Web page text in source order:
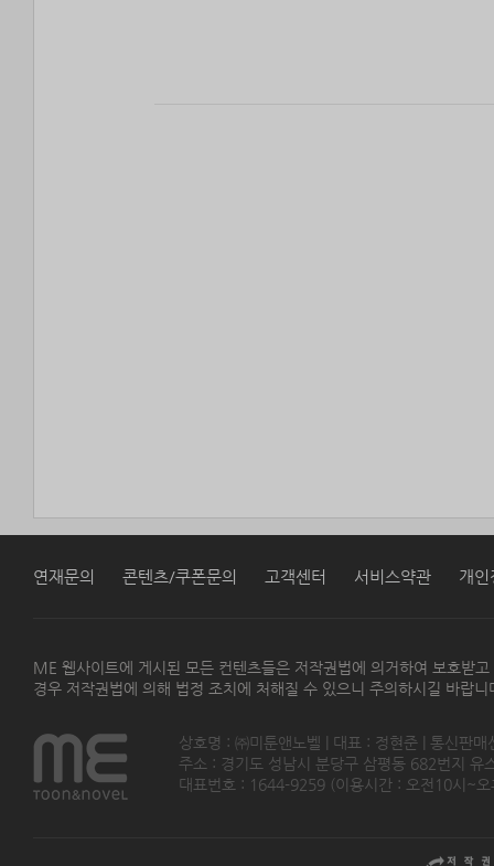
연재문의 콘텐츠/쿠폰문의 고객센터 서비스약관 개인
ME 웹사이트에 게시된 모든 컨텐츠들은 저작권법에 의거하여 보호받
경우 저작권법에 의해 법정 조치에 처해질 수 있으니 주의하시길 바랍니
상호명 : ㈜미툰앤노벨 | 대표 : 정현준 | 통신판
주소 : 경기도 성남시 분당구 삼평동 682번지
대표번호 : 1644-9259 (이용시간 : 오전10시~